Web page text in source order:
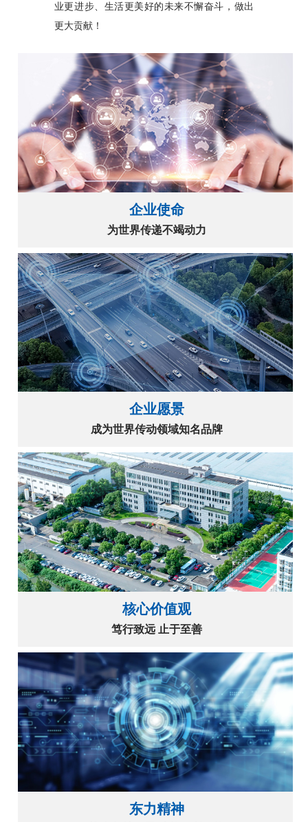
业更进步、生活更美好的未来不懈奋斗，做出
更大贡献！
企业使命
为世界传递不竭动力
企业愿景
成为世界传动领域知名品牌
核心价值观
笃行致远 止于至善
东力精神